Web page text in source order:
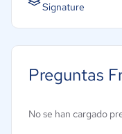
Signature
Preguntas
No se han cargado